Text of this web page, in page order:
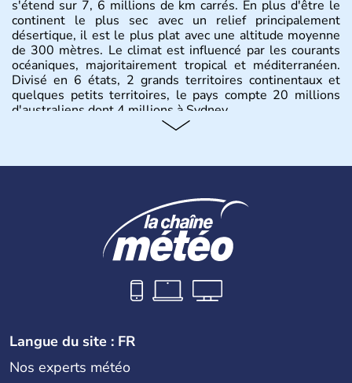
s'étend sur 7, 6 millions de km carrés. En plus d'être le
continent le plus sec avec un relief principalement
désertique, il est le plus plat avec une altitude moyenne
de 300 mètres. Le climat est influencé par les courants
océaniques, majoritairement tropical et méditerranéen.
Divisé en 6 états, 2 grands territoires continentaux et
quelques petits territoires, le pays compte 20 millions
d'australiens dont 4 millions à Sydney.
Les premiers aborigènes australiens sont arrivés il y a
humaines. Il faut attendre 1522 pour qu'un explorateur
portugais découvre le continent australien, puis les
années 1700 pour que l'île devienne une terre
d'émigration européenne. La Grande-Bretagne
revendique son appartenance le 26 janvier 1788,
désormais jour de la fête nationale australienne. Cette
monarchie constitutionnelle est encore placée sous le
Langue du site : FR
Nos experts météo